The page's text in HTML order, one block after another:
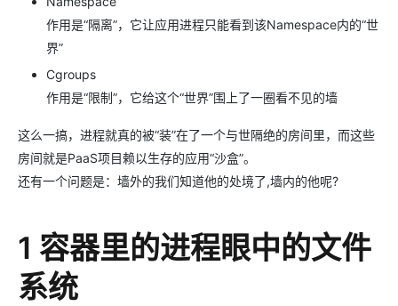
作用是“隔离”，它让应用进程只能看到该Namespace内的“世
界”
Cgroups
作用是“限制”，它给这个“世界”围上了一圈看不见的墙
这么一搞，进程就真的被“装”在了一个与世隔绝的房间里，而这些
房间就是PaaS项目赖以生存的应用“沙盒”。
还有一个问题是：墙外的我们知道他的处境了,墙内的他呢?
1 容器里的进程眼中的文件
系统